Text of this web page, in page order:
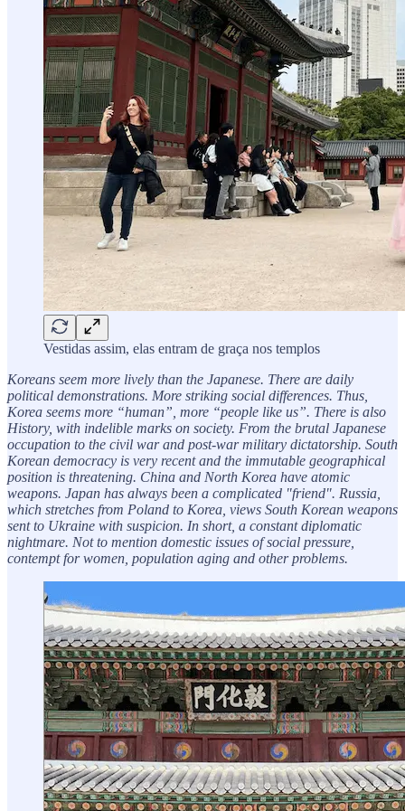
Vestidas assim, elas entram de graça nos templos
Koreans seem more lively than the Japanese. There are daily
political demonstrations. More striking social differences. Thus,
Korea seems more “human”, more “people like us”. There is also
History, with indelible marks on society. From the brutal Japanese
occupation to the civil war and post-war military dictatorship. South
Korean democracy is very recent and the immutable geographical
position is threatening. China and North Korea have atomic
weapons. Japan has always been a complicated "friend". Russia,
which stretches from Poland to Korea, views South Korean weapons
sent to Ukraine with suspicion. In short, a constant diplomatic
nightmare. Not to mention domestic issues of social pressure,
contempt for women, population aging and other problems.